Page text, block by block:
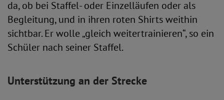
da, ob bei Staffel- oder Einzelläufen oder als
Begleitung, und in ihren roten Shirts weithin
sichtbar. Er wolle „gleich weitertrainieren“, so ein
Schüler nach seiner Staffel.
Unterstützung an der Strecke